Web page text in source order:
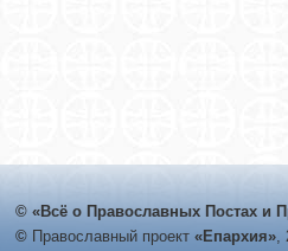
© «Всё о Православных Постах и
© Православный проект «Епархия»,